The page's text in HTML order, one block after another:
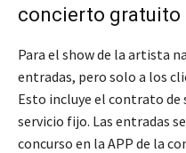
concierto gratuito
Para el show de la artista
entradas, pero solo a los
Esto incluye el contrato
servicio fijo. Las entradas
concurso en la APP de la